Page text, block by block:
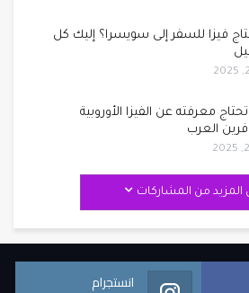
فيزا للسفر إلى سويسرا؟ إليك كل
معرفته عن الفيزا الأوروبية
العرب
المزيد من المشاركات
انستجرام